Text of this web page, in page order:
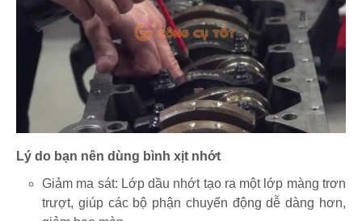
Lý do bạn nên dùng bình xịt nhớt
Giảm ma sát: Lớp dầu nhớt tạo ra một lớp màng trơn
trượt, giúp các bộ phận chuyển động dễ dàng hơn,